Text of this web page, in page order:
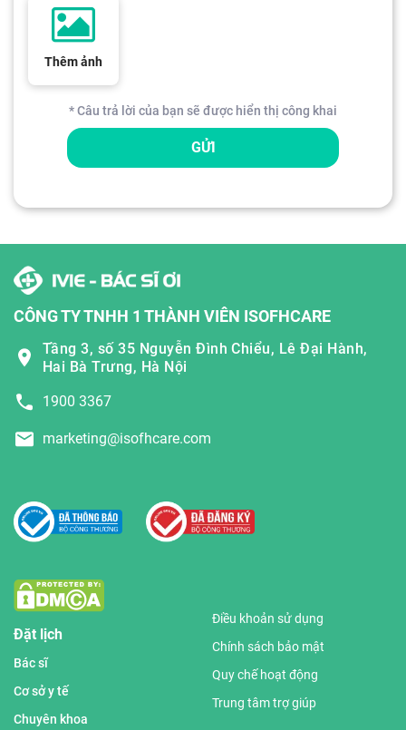
Thêm ảnh
* Câu trả lời của bạn sẽ được hiển thị công khai
GỬI
CÔNG TY TNHH 1 THÀNH VIÊN ISOFHCARE
Tầng 3, số 35 Nguyễn Đình Chiểu, Lê Đại Hành,
Hai Bà Trưng, Hà Nội
1900 3367
marketing@isofhcare.com
Đặt lịch
Bác sĩ
Cơ sở y tế
Chuyên khoa
Điều khoản sử dụng
Chính sách bảo mật
Quy chế hoạt động
Trung tâm trợ giúp